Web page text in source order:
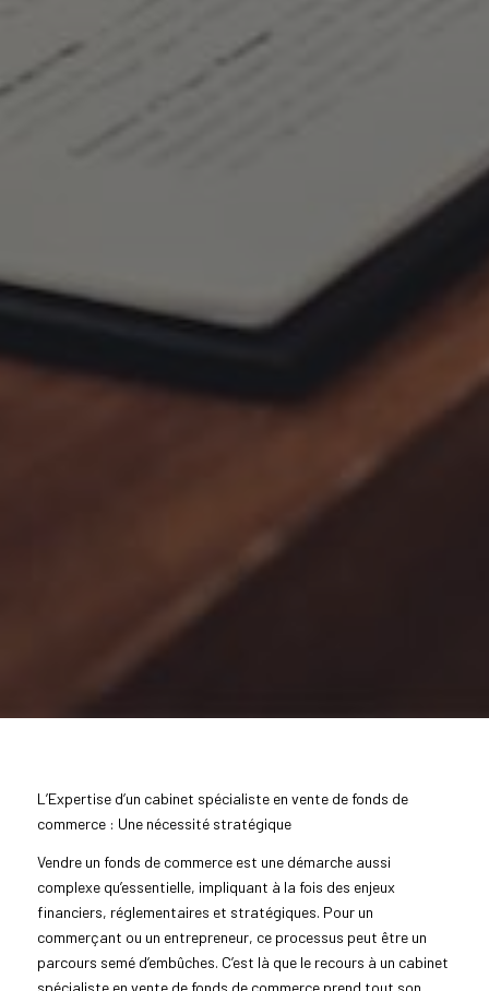
L’Expertise d’un cabinet spécialiste en vente de fonds de
commerce : Une nécessité stratégique
Vendre un fonds de commerce est une démarche aussi
complexe qu’essentielle, impliquant à la fois des enjeux
financiers, réglementaires et stratégiques. Pour un
commerçant ou un entrepreneur, ce processus peut être un
parcours semé d’embûches. C’est là que le recours à un cabinet
spécialiste en vente de fonds de commerce prend tout son